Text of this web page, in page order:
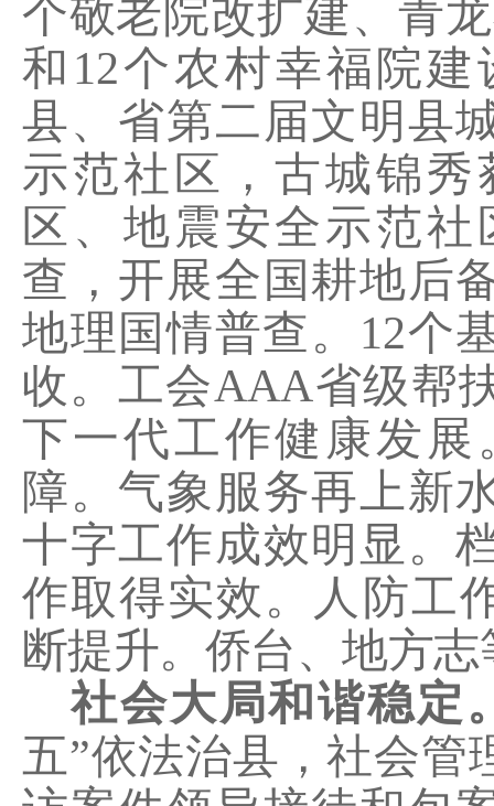
个敬老院改扩建、青
和 12个农村幸福院
县、省第二届文明县
示范社区，古城锦
区、地震安全示范社
查，开展全国耕地后
地理国情普查。 12个
收。工会AAA省级帮
下一代工作健康发
障。气象服务再上新
十字工作成效明显。
作取得实效。人防工
断提升。侨台、地方
社会大局和谐稳定
五”依法治县，社会管